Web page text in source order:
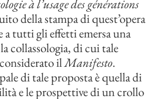
à l’usage des générations
della stampa di quest’opera
a tutti gli effetti emersa una
collassologia, di cui tale
ilManifesto.
di tale proposta è quella di
e le prospettive di un crollo